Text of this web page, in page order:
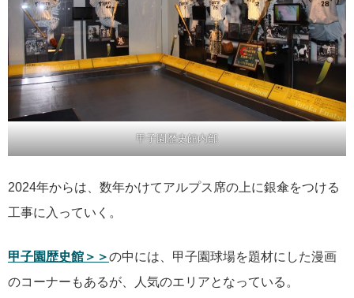
甲子園歴史館内部
2024年からは、数年かけてアルプス席の上に銀傘をつける
工事に入っていく。
甲子園歴史館＞＞の中には、甲子園球場を題材にした漫画
のコーナーもあるが、人気のエリアとなっている。